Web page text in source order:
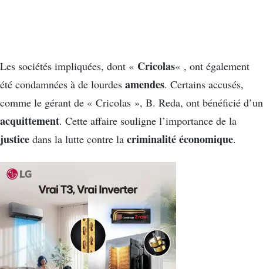
Les sociétés impliquées, dont « Cricolas« , ont également
été condamnées à de lourdes amendes. Certains accusés,
comme le gérant de « Cricolas », B. Reda, ont bénéficié d’un
acquittement. Cette affaire souligne l’importance de la
justice dans la lutte contre la criminalité économique.